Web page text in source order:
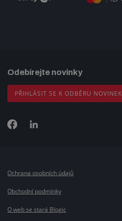
Odebírejte novinky
PŘIHLÁSIT SE K ODBĚRU NOVINEK
Ochrana osobních údajů
Obchodní podmínky
O web se stará Blogic